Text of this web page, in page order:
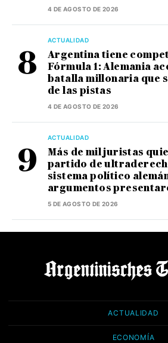
4 DE AGOSTO DE 2026
ACTUALIDAD
Argentina tiene
Fórmula 1: Alemania
batalla millonaria que
de las pistas
4 DE AGOSTO DE 2026
ACTUALIDAD
Más de mil juristas
partido de
sistema político
argumentos
5 DE AGOSTO DE 2026
ACTUALIDAD
ECONOMÍA